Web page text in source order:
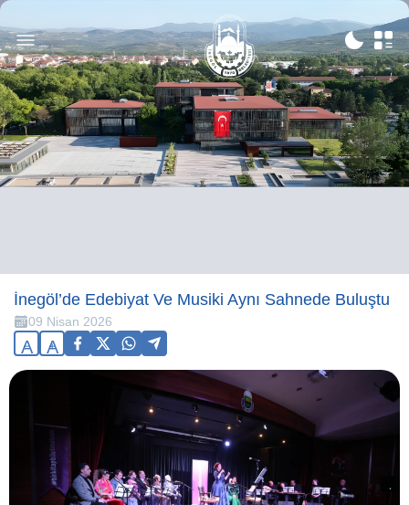
İnegöl’de Edebiyat Ve Musiki Aynı Sahnede Buluştu
09 Nisan 2026
A A